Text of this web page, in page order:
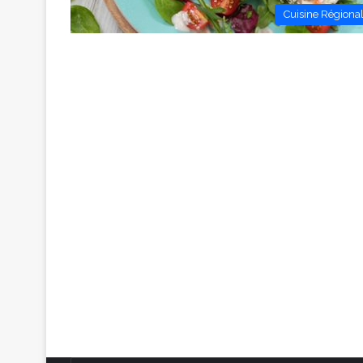
Cuisine